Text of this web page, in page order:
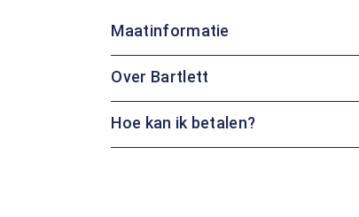
Maatinformatie
Over Bartlett
Hoe kan ik betalen?